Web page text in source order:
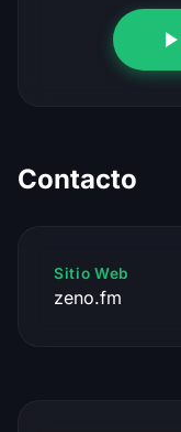
Contacto
Sitio Web
zeno.fm